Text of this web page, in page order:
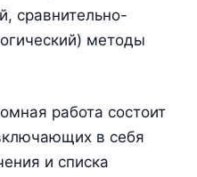
сравнительно-
методы
работа состоит
в себя
и списка